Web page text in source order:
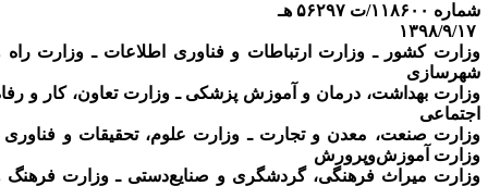
۱۱۸۶۰۰/ت ۵۶۲۹۷ هـ
کشور ـ وزارت ارتباطات و فناوری اطلاعات ـ وزارت راه و
بهداشت، درمان و آموزش پزشکی ـ وزارت تعاون، کار و رفاه
صنعت، معدن و تجارت ـ وزارت علوم، تحقیقات و فناوری ـ
آموزش‌وپرورش
میراث فرهنگی، گردشگری و صنایع‌دستی ـ وزارت فرهنگ و